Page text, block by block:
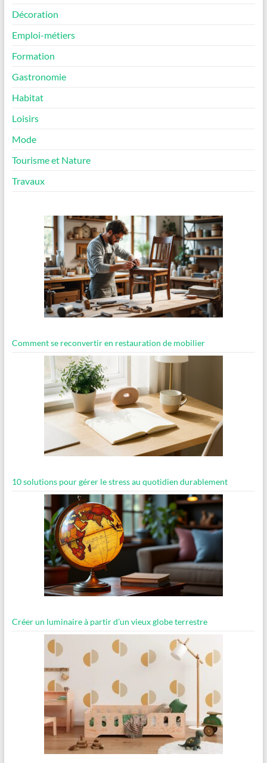
Décoration
Emploi-métiers
Formation
Gastronomie
Habitat
Loisirs
Mode
Tourisme et Nature
Travaux
Comment se reconvertir en restauration de mobilier
10 solutions pour gérer le stress au quotidien durablement
Créer un luminaire à partir d’un vieux globe terrestre